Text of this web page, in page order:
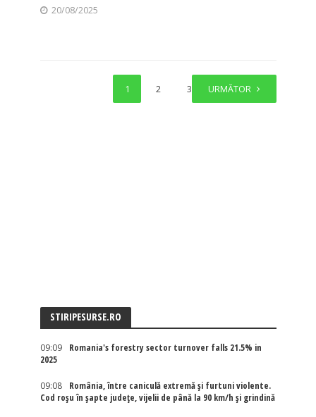
20/08/2025
1 2 3 URMĂTOR
STIRIPESURSE.RO
09:09
Romania's forestry sector turnover falls 21.5% in
2025
09:08
România, între caniculă extremă și furtuni violente.
Cod roșu în șapte județe, vijelii de până la 90 km/h și grindină